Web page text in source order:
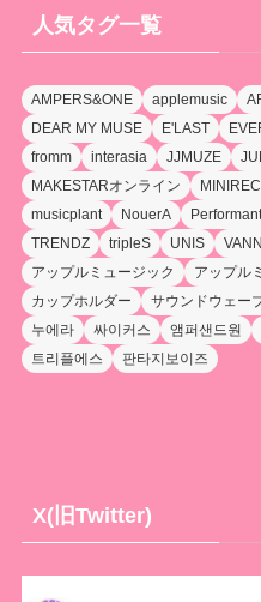
人気タグ一覧
AMPERS&ONE applemusic
DEAR MY MUSE
E'LAST
fromm
interasia JJMUZE
MAKESTARオンライン
musicplant
NouerA
TRENDZ
tripleS UNIS
アップルミュージック
アップル
カップホルダー
サウンドウェー
누에라
싸이커스 앰퍼샌드원
트리플에스
판타지보이즈
X(旧Twitter)